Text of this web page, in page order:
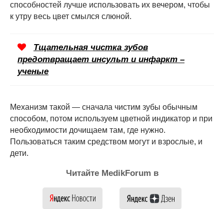
способностей лучше использовать их вечером, чтобы
к утру весь цвет смылся слюной.
Тщательная чистка зубов
предотвращает инсульт и инфаркт –
ученые
Механизм такой — сначала чистим зубы обычным
способом, потом используем цветной индикатор и при
необходимости дочищаем там, где нужно.
Пользоваться таким средством могут и взрослые, и
дети.
Читайте MedikForum в